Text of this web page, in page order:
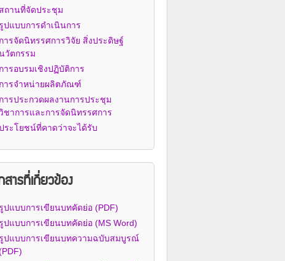
สถานที่จัดประชุม
ปแบบการดำเนินการ
การจัดนิทรรศการวิจัย สิ่งประดิษฐ์
วัตกรรม
การอบรมเชิงปฏิบัติการ
การจำหน่ายผลิตภัณฑ์
การประกวดผลงานการประชุม
ชาการและการจัดนิทรรศการ
ระโยชน์ที่คาดว่าจะได้รับ
สารที่เกี่ยวข้อง
ปแบบการเขียนบทคัดย่อ (PDF)
ปแบบการเขียนบทคัดย่อ (MS Word)
ปแบบการเขียนบทความฉบับสมบูรณ์